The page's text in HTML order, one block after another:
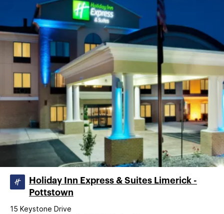
Holiday Inn Express & Suites Limerick -
Pottstown
15 Keystone Drive